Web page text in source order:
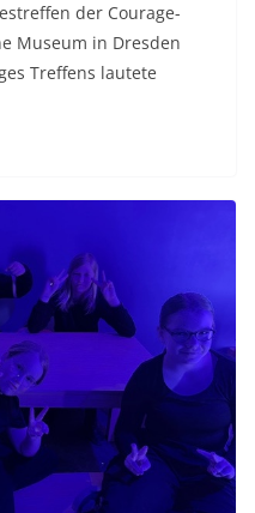
der Courage-
Museum in Dresden
Treffens lautete